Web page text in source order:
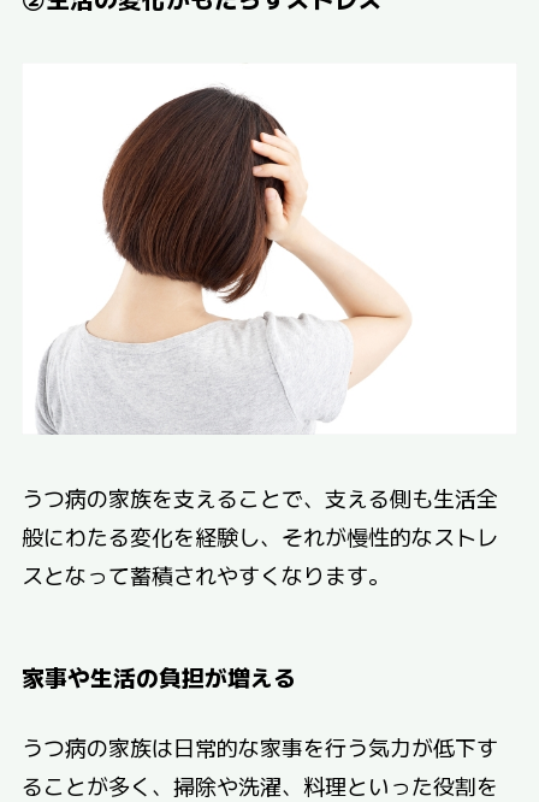
うつ病の家族を支えることで、支える側も生活全
般にわたる変化を経験し、それが慢性的なストレ
スとなって蓄積されやすくなります。
家事や生活の負担が増える
うつ病の家族は日常的な家事を行う気力が低下す
ることが多く、掃除や洗濯、料理といった役割を